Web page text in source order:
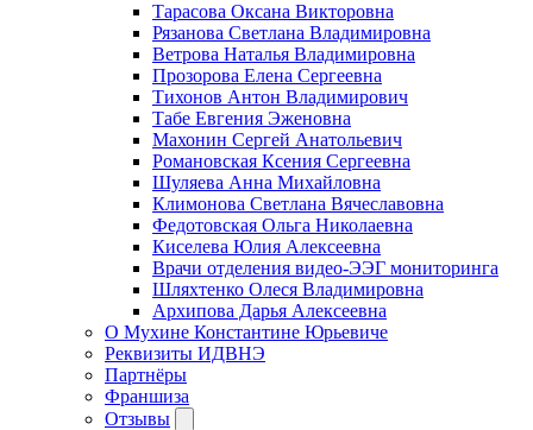
Тарасова Оксана Викторовна
Рязанова Светлана Владимировна
Ветрова Наталья Владимировна
Прозорова Елена Сергеевна
Тихонов Антон Владимирович
Табе Евгения Эженовна
Махонин Сергей Анатольевич
Романовская Ксения Сергеевна
Шуляева Анна Михайловна
Климонова Светлана Вячеславовна
Федотовская Ольга Николаевна
Киселева Юлия Алексеевна
Врачи отделения видео-ЭЭГ мониторинга
Шляхтенко Олеся Владимировна
Архипова Дарья Алексеевна
О Мухине Константине Юрьевиче
Реквизиты ИДВНЭ
Партнёры
Франшиза
Отзывы